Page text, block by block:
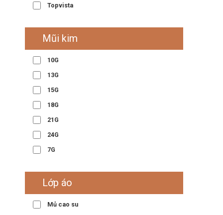
Topvista
Mũi kim
10G
13G
15G
18G
21G
24G
7G
Lớp áo
Mủ cao su